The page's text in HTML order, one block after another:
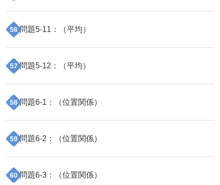
56 問題5-11 ：（平均）
57 問題5-12 ：（平均）
58 問題6-1 ：（位置関係）
59 問題6-2 ：（位置関係）
60 問題6-3 ：（位置関係）